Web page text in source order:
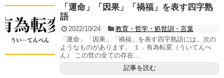
「運命」「因果」「禍福」を表す四字熟
語
2022/10/24
教育・哲学・処世訓・言葉
「運命」「因果」「禍福」を表す四字熟語には、次の
ようなものがあります。 １．有為転変（ういてんぺ
ん） この世の全ての存在...
記事を読む